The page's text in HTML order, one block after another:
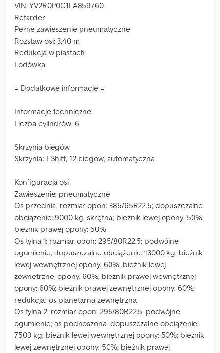
VIN: YV2R0P0C1LA859760
Retarder
Pełne zawieszenie pneumatyczne
Rozstaw osi: 3,40 m
Redukcja w piastach
Lodówka
= Dodatkowe informacje =
Informacje techniczne
Liczba cylindrów: 6
Skrzynia biegów
Skrzynia: I-Shift, 12 biegów, automatyczna
Konfiguracja osi
Zawieszenie: pneumatyczne
Oś przednia: rozmiar opon: 385/65R22.5; dopuszczalne
obciążenie: 9000 kg; skrętna; bieżnik lewej opony: 50%;
bieżnik prawej opony: 50%
Oś tylna 1: rozmiar opon: 295/80R22.5; podwójne
ogumienie; dopuszczalne obciążenie: 13000 kg; bieżnik
lewej wewnętrznej opony: 60%; bieżnik lewej
zewnętrznej opony: 60%; bieżnik prawej wewnętrznej
opony: 60%; bieżnik prawej zewnętrznej opony: 60%;
redukcja: oś planetarna zewnętrzna
Oś tylna 2: rozmiar opon: 295/80R22.5; podwójne
ogumienie; oś podnoszona; dopuszczalne obciążenie:
7500 kg; bieżnik lewej wewnętrznej opony: 50%; bieżnik
lewej zewnętrznej opony: 50%; bieżnik prawej